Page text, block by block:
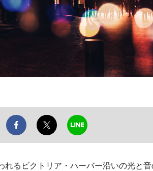
るビクトリア・ハーバー沿いの光と